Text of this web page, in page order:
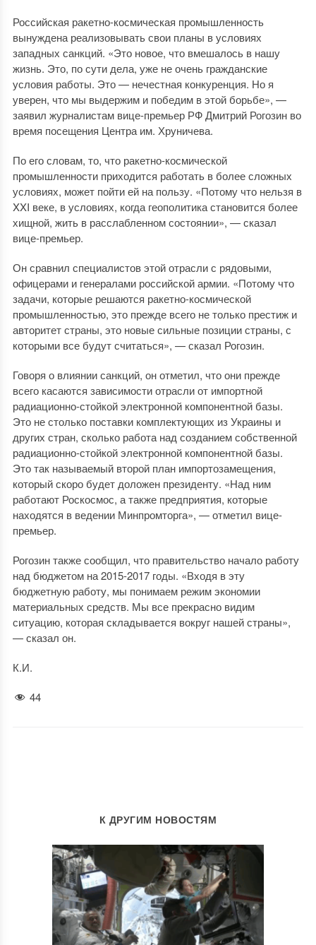
Российская ракетно-космическая промышленность
вынуждена реализовывать свои планы в условиях
западных санкций. «Это новое, что вмешалось в нашу
жизнь. Это, по сути дела, уже не очень гражданские
условия работы. Это — нечестная конкуренция. Но я
уверен, что мы выдержим и победим в этой борьбе», —
заявил журналистам вице-премьер РФ Дмитрий Рогозин во
время посещения Центра им. Хруничева.
По его словам, то, что ракетно-космической
промышленности приходится работать в более сложных
условиях, может пойти ей на пользу. «Потому что нельзя в
XXI веке, в условиях, когда геополитика становится более
хищной, жить в расслабленном состоянии», — сказал
вице-премьер.
Он сравнил специалистов этой отрасли с рядовыми,
офицерами и генералами российской армии. «Потому что
задачи, которые решаются ракетно-космической
промышленностью, это прежде всего не только престиж и
авторитет страны, это новые сильные позиции страны, с
которыми все будут считаться», — сказал Рогозин.
Говоря о влиянии санкций, он отметил, что они прежде
всего касаются зависимости отрасли от импортной
радиационно-стойкой электронной компонентной базы.
Это не столько поставки комплектующих из Украины и
других стран, сколько работа над созданием собственной
радиационно-стойкой электронной компонентной базы.
Это так называемый второй план импортозамещения,
который скоро будет доложен президенту. «Над ним
работают Роскосмос, а также предприятия, которые
находятся в ведении Минпромторга», — отметил вице-
премьер.
Рогозин также сообщил, что правительство начало работу
над бюджетом на 2015-2017 годы. «Входя в эту
бюджетную работу, мы понимаем режим экономии
материальных средств. Мы все прекрасно видим
ситуацию, которая складывается вокруг нашей страны»,
— сказал он.
К.И.
44
К ДРУГИМ НОВОСТЯМ